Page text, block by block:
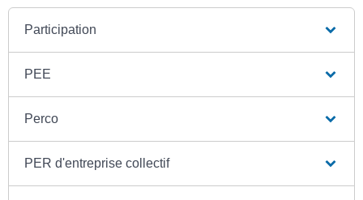
Participation
PEE
Perco
PER d'entreprise collectif